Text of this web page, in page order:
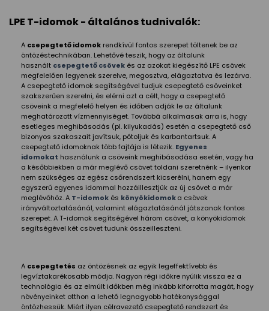
LPE T-idomok - általános tudnivalók:
A csepegtető idomok rendkívül fontos szerepet töltenek be az
öntözéstechnikában. Lehetővé teszik, hogy az általunk
használt csepegtető csövek és az azokat kiegészítő LPE csövek
megfelelően legyenek szerelve, megosztva, elágaztatva és lezárva.
A csepegtető idomok segítségével tudjuk csepegtető csöveinket
szakszerűen szerelni, és elérni azt a célt, hogy a csepegtető
csöveink a megfelelő helyen és időben adják le az általunk
meghatározott vízmennyiséget. Továbbá alkalmasak arra is, hogy
esetleges meghibásodás (pl. kilyukadás) esetén a csepegtető cső
bizonyos szakaszait javítsuk, pótoljuk és karbantartsuk. A
csepegtető idomoknak több fajtája is létezik. Egyenes
idomokat használunk a csöveink meghibásodása esetén, vagy ha
a későbbiekben a már meglévő csövet toldani szeretnénk – ilyenkor
nem szükséges az egész csőrendszert kicserélni, hanem egy
egyszerű egyenes idommal hozzáillesztjük az új csövet a már
meglévőhöz. A T-idomok és könyökidomoka csövek
irányváltoztatásánál, valamint elágaztatásánál játszanak fontos
szerepet. A T-idomok segítségével három csövet, a könyökidomok
segítségével két csövet tudunk összeilleszteni.
A csepegtetés az öntözésnek az egyik legeffektívebb és
legvíztakarékosabb módja. Nagyon régi időkre nyúlik vissza ez a
technológia és az elmúlt időkben még inkább kiforrotta magát, hogy
növényeinket otthon a lehető legnagyobb hatékonysággal
öntözhessük. Miért ilyen célravezető csepegtető rendszert és